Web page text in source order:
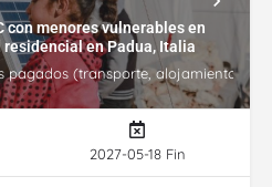
con menores vulnerables en
en Padua, Italia
pagados (transporte, alojamiento,
2027-05-18 Fin